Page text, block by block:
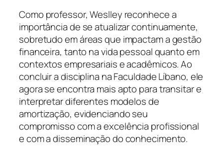
Como professor, Weslley reconhece a
importância de se atualizar continuamente,
sobretudo em áreas que impactam a gestão
financeira, tanto na vida pessoal quanto em
contextos empresariais e acadêmicos. Ao
concluir a disciplina na Faculdade Líbano, ele
agora se encontra mais apto para transitar e
interpretar diferentes modelos de
amortização, evidenciando seu
compromisso com a excelência profissional
e com a disseminação do conhecimento.